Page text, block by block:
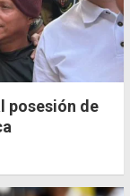
posesión de